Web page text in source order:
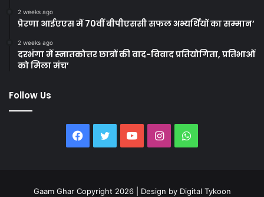
2 weeks ago
प्रेरणा आईएएस में 70वीं बीपीएससी सफल अभ्यर्थियों का सम्मान’
2 weeks ago
दरभंगा में स्नातकोत्तर छात्रों की वाद-विवाद प्रतियोगिता, प्रतिभाओं
को मिला मंच’
Follow Us
Facebook
TwitterYouTubeInstagramWhatsApp
Gaam Ghar Copyright 2026 | Design by Digital Tykoon